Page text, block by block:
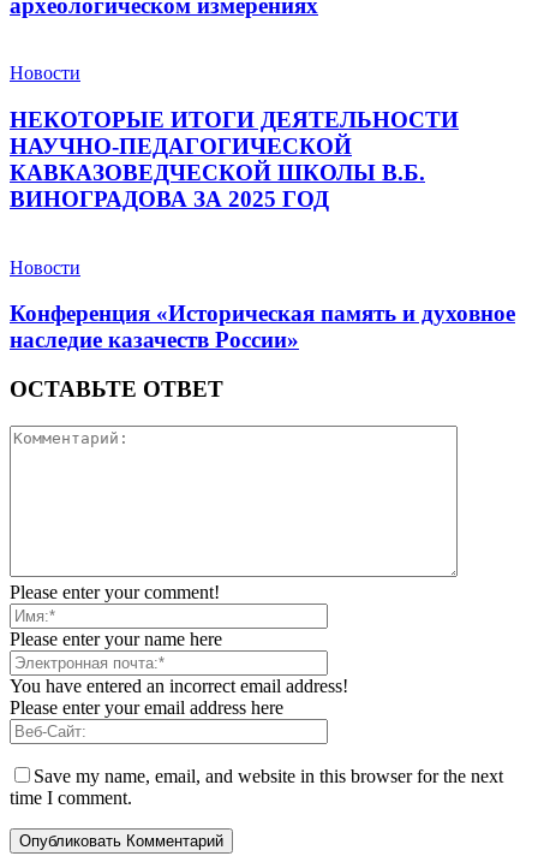
Новости
НЕКОТОРЫЕ ИТОГИ ДЕЯТЕЛЬНОСТИ
НАУЧНО-ПЕДАГОГИЧЕСКОЙ
КАВКАЗОВЕДЧЕСКОЙ ШКОЛЫ В.Б.
ВИНОГРАДОВА ЗА 2025 ГОД
Новости
Конференция «Историческая память и духовное
наследие казачеств России»
ОСТАВЬТЕ ОТВЕТ
Please enter your comment!
Please enter your name here
You have entered an incorrect email address!
Please enter your email address here
Save my name, email, and website in this browser for the next
time I comment.